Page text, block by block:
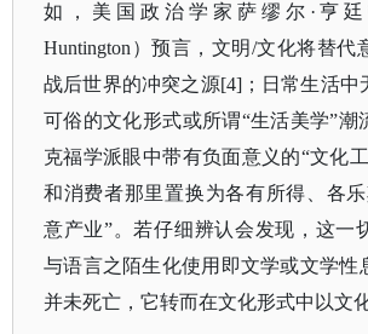
如，美国政治学家萨缪尔 ·亨廷
Huntington）预言，文明/文化将替代
战后世界的冲突之源[4]；日常生活中
可俗的文化形式或所谓“生活美学”潮
克福学派眼中带有负面意义的“文化
和消费者那里置换为各有所得、各乐
意产业”。若仔细辨认会发现，这一
与语言之陌生化使用即文学或文学性
并未死亡，它转而在文化形式中以文